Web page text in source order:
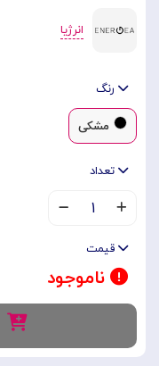
انرژیا
رنگ
مشکی
تعداد
۱
قیمت
ناموجود